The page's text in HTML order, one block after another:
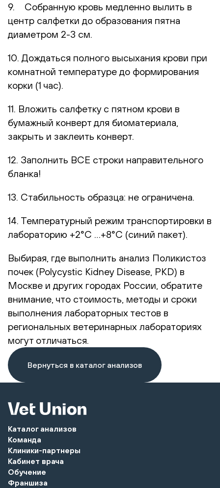
9. Собранную кровь медленно вылить в
центр салфетки до образования пятна
диаметром 2-3 см.
10. Дождаться полного высыхания крови при
комнатной температуре до формирования
корки (1 час).
11. Вложить салфетку с пятном крови в
бумажный конверт для биоматериала,
закрыть и заклеить конверт.
12. Заполнить ВСЕ строки направительного
бланка!
13. Стабильность образца: не ограничена.
14. Температурный режим транспортировки в
лабораторию +2°С …+8°С (синий пакет).
Выбирая, где выполнить анализ Поликистоз
почек (Polycystic Kidney Disease, PKD) в
Москве и других городах России, обратите
внимание, что стоимость, методы и сроки
выполнения лабораторных тестов в
региональных ветеринарных лабораториях
могут отличаться.
Вернуться в каталог анализов
Каталог анализов
Команда
Клиники-партнеры
Кабинет врача
Обучение
Франшиза